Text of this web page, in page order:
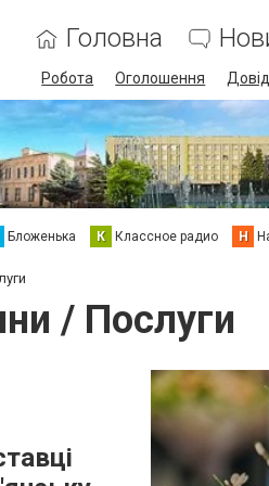
Головна
Робота Оголошення
Бложенька К Классное радио Н
/ Послуги